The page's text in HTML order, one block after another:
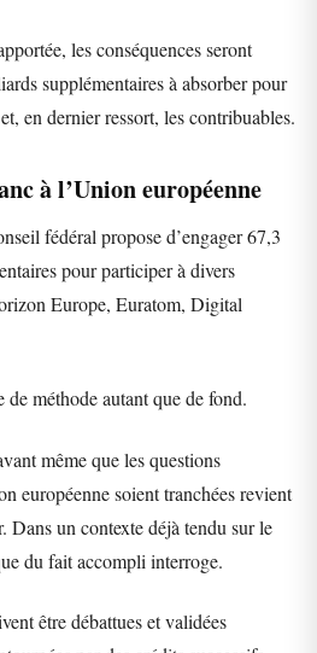
les conséquences seront
supplémentaires à absorber pour
en dernier ressort, les contribuables.
à l’Union européenne
fédéral propose d’engager 67,3
pour participer à divers
Europe, Euratom, Digital
méthode autant que de fond.
même que les questions
européenne soient tranchées revient
Dans un contexte déjà tendu sur le
du fait accompli interroge.
être débattues et validées